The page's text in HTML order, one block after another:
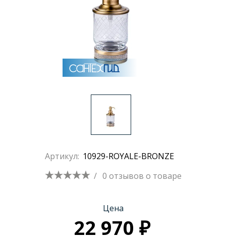
Артикул: 10929-ROYALE-BRONZE
/ 0 отзывов о товаре
Цена
22 970 ₽